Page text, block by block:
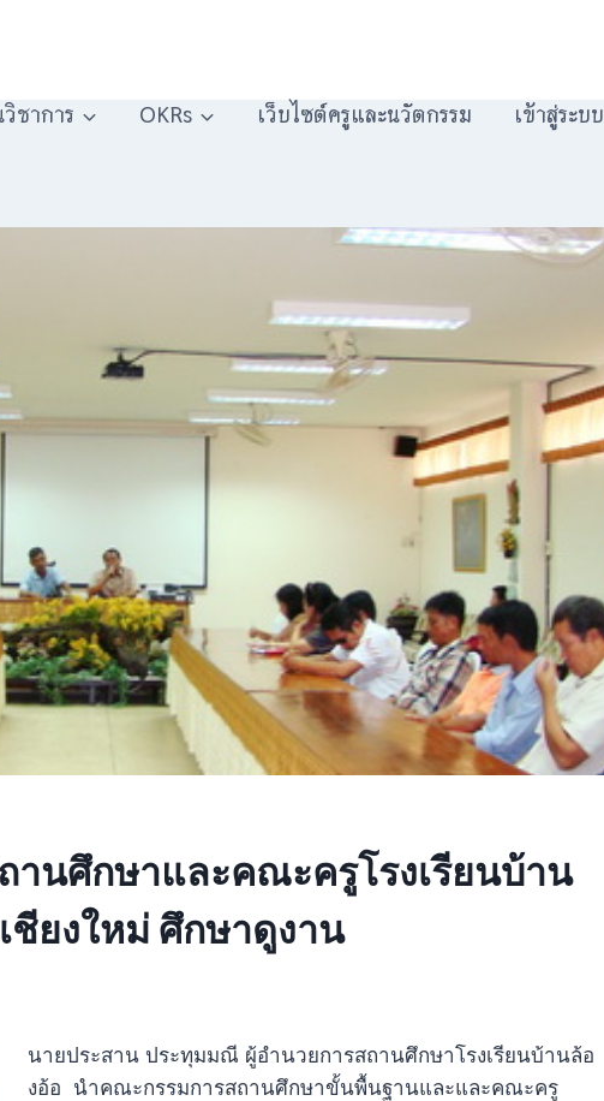
ชาการ OKRs เว็บไซต์ครูและนวัตกรรม เข้าสู่ระบบ
านศึกษาและคณะครูโรงเรียนบ้าน
ชียงใหม่ ศึกษาดูงาน
นายประสาน ประทุมมณี ผู้อำนวยการสถานศึกษาโรงเรียนบ้านล้อ
งอ้อ นำคณะกรรมการสถานศึกษาขั้นพื้นฐานและและคณะครู